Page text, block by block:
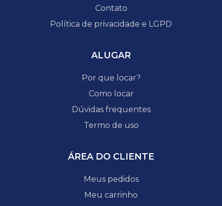
Contato
Política de privacidade e LGPD
ALUGAR
Por que locar?
Como locar
Dúvidas frequentes
Termo de uso
ÁREA DO CLIENTE
Meus pedidos
Meu carrinho